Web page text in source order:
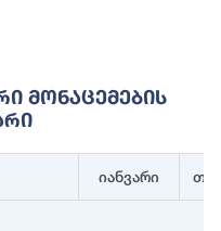
Მონაცემების
იანვარი